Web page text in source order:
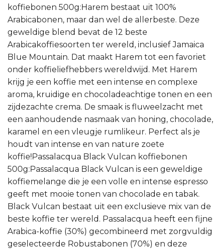
koffiebonen 500g:Harem bestaat uit 100%
Arabicabonen, maar dan wel de allerbeste. Deze
geweldige blend bevat de 12 beste
Arabicakoffiesoorten ter wereld, inclusief Jamaica
Blue Mountain. Dat maakt Harem tot een favoriet
onder koffieliefhebbers wereldwijd. Met Harem
krijg je een koffie met een intense en complexe
aroma, kruidige en chocoladeachtige tonen en een
zijdezachte crema. De smaak is fluweelzacht met
een aanhoudende nasmaak van honing, chocolade,
karamel en een vleugje rumlikeur. Perfect als je
houdt van intense en van nature zoete
koffie!Passalacqua Black Vulcan koffiebonen
500g:Passalacqua Black Vulcan is een geweldige
koffiemelange die je een volle en intense espresso
geeft met mooie tonen van chocolade en tabak.
Black Vulcan bestaat uit een exclusieve mix van de
beste koffie ter wereld. Passalacqua heeft een fijne
Arabica-koffie (30%) gecombineerd met zorgvuldig
geselecteerde Robustabonen (70%) en deze